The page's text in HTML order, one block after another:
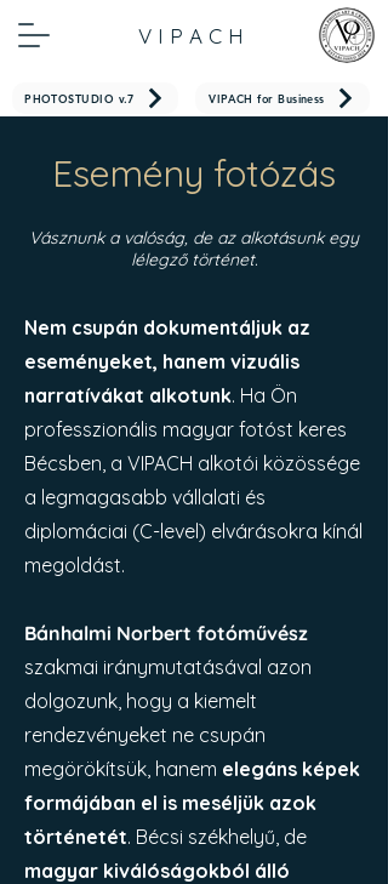
V I P A C H
PHOTOSTUDIO v.7 VIPACH for Business
Esemény fotózás
Vásznunk a valóság, de az alkotásunk egy
lélegző történet.
Nem csupán dokumentáljuk az
eseményeket, hanem vizuális
narratívákat alkotunk. Ha Ön
professzionális magyar fotóst keres
Bécsben, a VIPACH alkotói közössége
a legmagasabb vállalati és
diplomáciai (C-level) elvárásokra kínál
megoldást.
Bánhalmi Norbert fotóművész
szakmai iránymutatásával azon
dolgozunk, hogy a kiemelt
rendezvényeket ne csupán
megörökítsük, hanem elegáns képek
formájában el is meséljük azok
történetét. Bécsi székhelyű, de
magyar kiválóságokból álló